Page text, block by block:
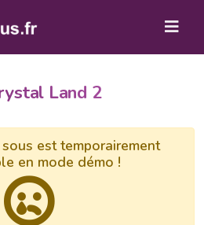
Land 2
est temporairement
en mode démo !